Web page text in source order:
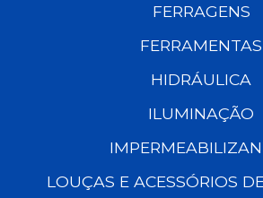
FERRAGENS
FERRAMENTAS
HIDRÁULICA
ILUMINAÇÃO
LOUÇAS E ACESSÓRIOS